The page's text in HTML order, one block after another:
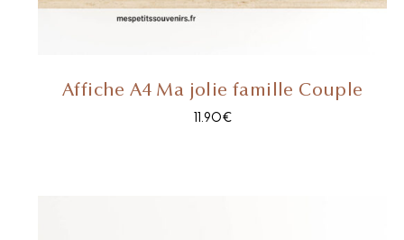
Affiche A4 Ma jolie famille Couple
11.90€